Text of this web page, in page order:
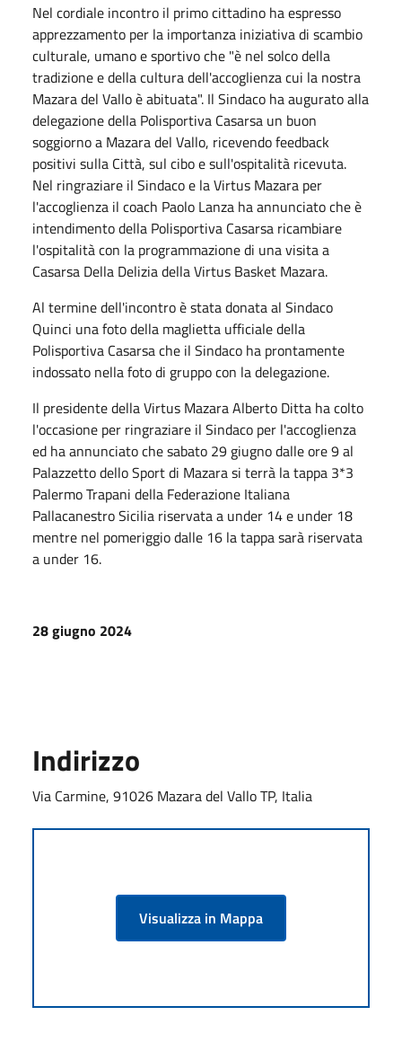
Nel cordiale incontro il primo cittadino ha espresso
apprezzamento per la importanza iniziativa di scambio
culturale, umano e sportivo che "è nel solco della
tradizione e della cultura dell'accoglienza cui la nostra
Mazara del Vallo è abituata". Il Sindaco ha augurato alla
delegazione della Polisportiva Casarsa un buon
soggiorno a Mazara del Vallo, ricevendo feedback
positivi sulla Città, sul cibo e sull'ospitalità ricevuta.
Nel ringraziare il Sindaco e la Virtus Mazara per
l'accoglienza il coach Paolo Lanza ha annunciato che è
intendimento della Polisportiva Casarsa ricambiare
l'ospitalità con la programmazione di una visita a
Casarsa Della Delizia della Virtus Basket Mazara.
Al termine dell'incontro è stata donata al Sindaco
Quinci una foto della maglietta ufficiale della
Polisportiva Casarsa che il Sindaco ha prontamente
indossato nella foto di gruppo con la delegazione.
Il presidente della Virtus Mazara Alberto Ditta ha colto
l'occasione per ringraziare il Sindaco per l'accoglienza
ed ha annunciato che sabato 29 giugno dalle ore 9 al
Palazzetto dello Sport di Mazara si terrà la tappa 3*3
Palermo Trapani della Federazione Italiana
Pallacanestro Sicilia riservata a under 14 e under 18
mentre nel pomeriggio dalle 16 la tappa sarà riservata
a under 16.
28 giugno 2024
Indirizzo
Via Carmine, 91026 Mazara del Vallo TP, Italia
Visualizza in Mappa